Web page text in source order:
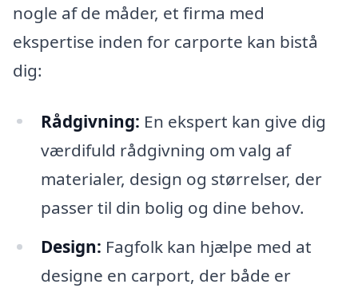
nogle af de måder, et firma med
ekspertise inden for carporte kan bistå
dig:
Rådgivning: En ekspert kan give dig
værdifuld rådgivning om valg af
materialer, design og størrelser, der
passer til din bolig og dine behov.
Design: Fagfolk kan hjælpe med at
designe en carport, der både er